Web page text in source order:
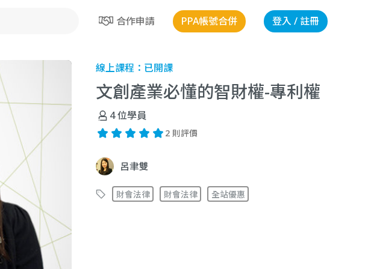
合作申請 PPA帳號合併 登入 / 註冊
線上課程： 已開課
文創產業必懂的智財權-專利權
4位學員
2 則評價
呂聿雙
財會法律 財會法律 全站優惠